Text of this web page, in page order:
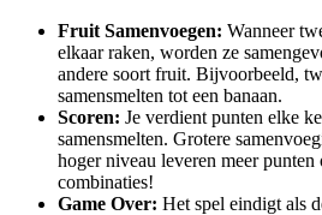
Fruit Samenvoegen: Wanneer
elkaar raken, worden ze
andere soort fruit. Bijvoorbeeld,
samensmelten tot een banaan.
Scoren: Je verdient punten elke
samensmelten. Grotere
hoger niveau leveren meer punten
combinaties!
Game Over: Het spel eindigt als